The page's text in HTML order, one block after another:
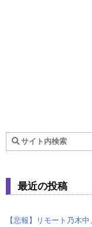
最近の投稿
【悲報】リモート乃木